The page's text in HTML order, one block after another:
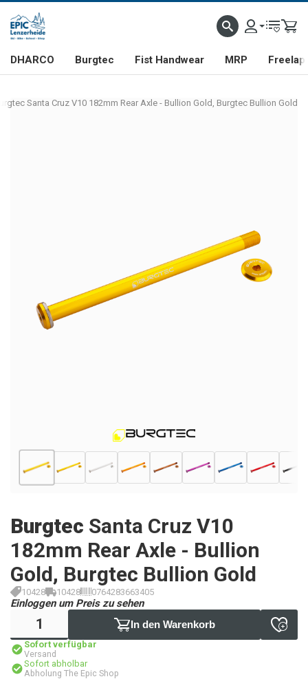
DHARCO Burgtec Fist Handwear MRP Freelap
Santa Cruz V10 182mm Rear Axle - Bullion Gold, Burgtec Bullion Gold
Burgtec Santa Cruz V10
182mm Rear Axle - Bullion
Gold, Burgtec Bullion Gold
10428 10428 0764283663405
Einloggen um Preis zu sehen
In den Warenkorb
Sofort verfügbar
Versand
Sofort abholbar
Abholung The Epic Shop